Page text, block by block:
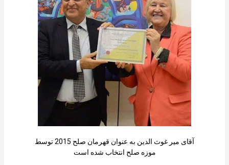
آقای میر غوث الدین به عنوان قهرمان صلح 2015 توسط
موزه صلح انتخاب شده است